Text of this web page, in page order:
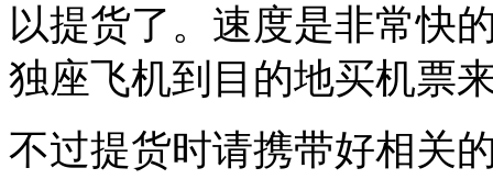
以提货了。速度是非常快
独座飞机到目的地买机票
不过提货时请携带好相关